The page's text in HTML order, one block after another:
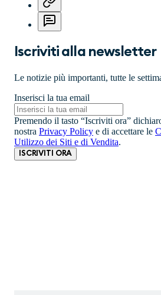
Iscriviti alla newsletter
Le notizie più importanti, tutte le
Inserisci la tua email
Premendo il tasto “Iscriviti ora”
nostra Privacy Policy e di accettare le
Utilizzo dei Siti e di Vendita.
ISCRIVITI ORA